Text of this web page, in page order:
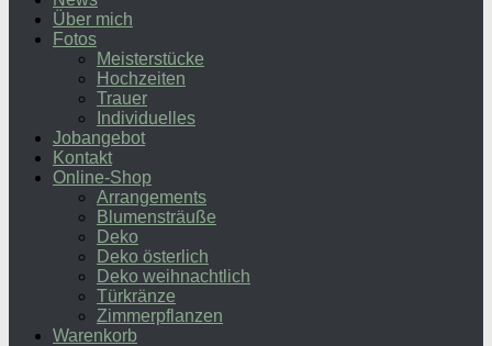
Über mich
Fotos
Meisterstücke
Hochzeiten
Trauer
Individuelles
Jobangebot
Kontakt
Online-Shop
Arrangements
Blumensträuße
Deko
Deko österlich
Deko weihnachtlich
Türkränze
Zimmerpflanzen
Warenkorb